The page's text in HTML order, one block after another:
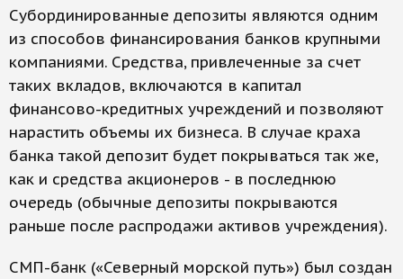
Субординированные депозиты являются одним
из способов финансирования банков крупными
компаниями. Средства, привлеченные за счет
таких вкладов, включаются в капитал
финансово-кредитных учреждений и позволяют
нарастить объемы их бизнеса. В случае краха
банка такой депозит будет покрываться так же,
как и средства акционеров - в последнюю
очередь (обычные депозиты покрываются
раньше после распродажи активов учреждения).
СМП-банк («Северный морской путь») был создан